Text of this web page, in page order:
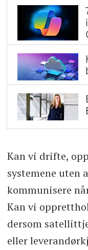
Kan vi drifte,
systemene uten
kommunisere
Kan vi
dersom
eller